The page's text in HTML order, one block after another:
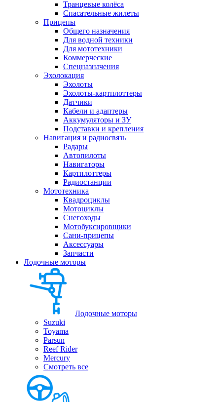
Транцевые колёса
Спасательные жилеты
Прицепы
Общего назначения
Для водной техники
Для мототехники
Коммерческие
Спецназначения
Эхолокация
Эхолоты
Эхолоты-картплоттеры
Датчики
Кабели и адаптеры
Аккумуляторы и ЗУ
Подставки и крепления
Навигация и радиосвязь
Радары
Автопилоты
Навигаторы
Картплоттеры
Радиостанции
Мототехника
Квадроциклы
Мотоциклы
Снегоходы
Мотобуксировщики
Сани-прицепы
Аксессуары
Запчасти
Лодочные моторы
Лодочные моторы
Suzuki
Toyama
Parsun
Reef Rider
Mercury
Смотреть все